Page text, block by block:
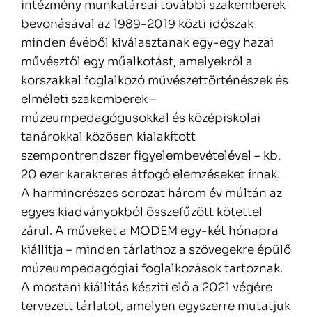
intézmény munkatársai további szakemberek
bevonásával az 1989-2019 közti időszak
minden évéből kiválasztanak egy-egy hazai
művésztől egy műalkotást, amelyekről a
korszakkal foglalkozó művészettörténészek és
elméleti szakemberek –
múzeumpedagógusokkal és középiskolai
tanárokkal közösen kialakított
szempontrendszer figyelembevételével – kb.
20 ezer karakteres átfogó elemzéseket írnak.
A harmincrészes sorozat három év múltán az
egyes kiadványokból összefűzött kötettel
zárul. A műveket a MODEM egy-két hónapra
kiállítja – minden tárlathoz a szövegekre épülő
múzeumpedagógiai foglalkozások tartoznak.
A mostani kiállítás készíti elő a 2021 végére
tervezett tárlatot, amelyen egyszerre mutatjuk